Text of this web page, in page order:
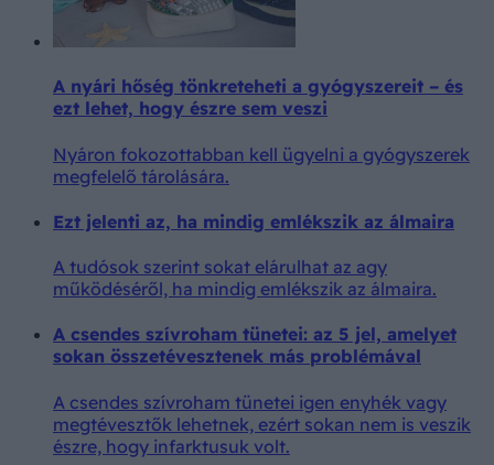
A nyári hőség tönkreteheti a gyógyszereit – és
ezt lehet, hogy észre sem veszi
Nyáron fokozottabban kell ügyelni a gyógyszerek
megfelelő tárolására.
Ezt jelenti az, ha mindig emlékszik az álmaira
A tudósok szerint sokat elárulhat az agy
működéséről, ha mindig emlékszik az álmaira.
A csendes szívroham tünetei: az 5 jel, amelyet
sokan összetévesztenek más problémával
A csendes szívroham tünetei igen enyhék vagy
megtévesztők lehetnek, ezért sokan nem is veszik
észre, hogy infarktusuk volt.